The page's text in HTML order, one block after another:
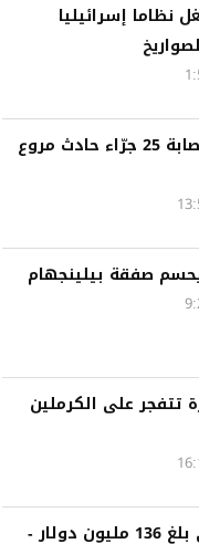
نظاما إسرائيليا
مصرع 14 وإصابة 25 جرّاء حادث مروع
صفقة بيلينجهام
تتفجر على الكرملين
بدخل سنوي بلغ 136 مليون دولار -